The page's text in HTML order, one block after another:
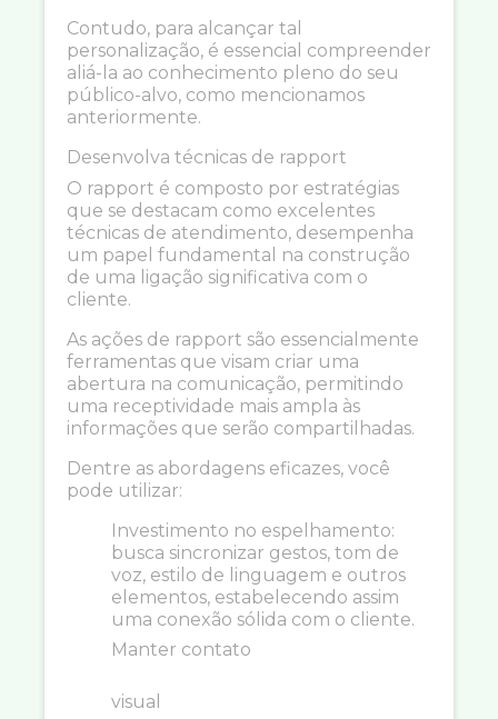
Contudo, para alcançar tal
personalização, é essencial compreender
aliá-la ao conhecimento pleno do seu
público-alvo, como mencionamos
anteriormente.
Desenvolva técnicas de rapport
O rapport é composto por estratégias
que se destacam como excelentes
técnicas de atendimento, desempenha
um papel fundamental na construção
de uma ligação significativa com o
cliente.
As ações de rapport são essencialmente
ferramentas que visam criar uma
abertura na comunicação, permitindo
uma receptividade mais ampla às
informações que serão compartilhadas.
Dentre as abordagens eficazes, você
pode utilizar:
Investimento no espelhamento:
busca sincronizar gestos, tom de
voz, estilo de linguagem e outros
elementos, estabelecendo assim
uma conexão sólida com o cliente.
Manter contato
visual